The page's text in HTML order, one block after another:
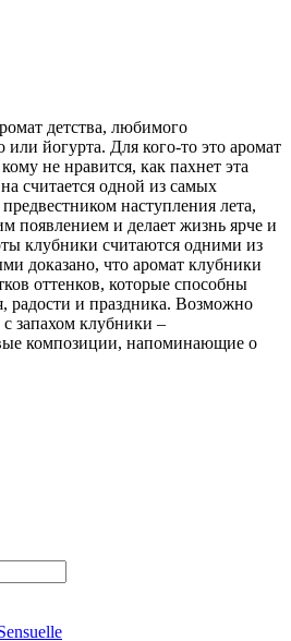
детства, любимого
йогурта. Для кого-то это аромат
не нравится, как пахнет эта
считается одной из самых
наступления лета,
появлением и делает жизнь ярче и
клубники считаются одними из
доказано, что аромат клубники
оттенков, которые способны
радости и праздника. Возможно
запахом клубники –
композиции, напоминающие о